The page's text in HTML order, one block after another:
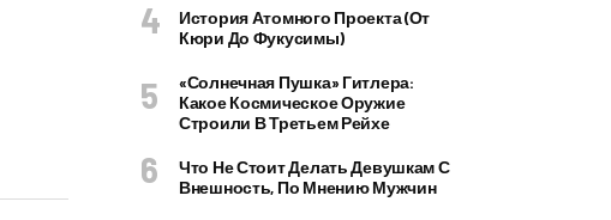
История Атомного Проекта (от
Кюри До Фукусимы)
«Солнечная Пушка» Гитлера:
Какое Космическое Оружие
Строили В Третьем Рейхе
Что Не Стоит Делать Девушкам С
Внешность, По Мнению Мужчин